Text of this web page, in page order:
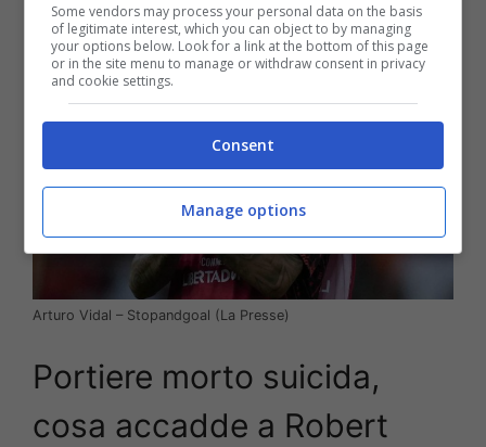
Arturo Vidal – Stopandgoal (La Presse)
Portiere morto suicida,
cosa accadde a Robert
Some vendors may process your personal data on the basis
of legitimate interest, which you can object to by managing
your options below. Look for a link at the bottom of this page
or in the site menu to manage or withdraw consent in privacy
and cookie settings.
Consent
Manage options